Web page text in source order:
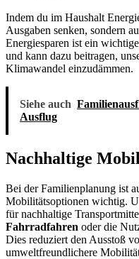
Indem du im Haushalt
Ausgaben senken, sondern
Energiesparen ist ein
und kann dazu beitragen,
Klimawandel einzudämmen.
Siehe auch
Ausflug
Nachhaltige
Bei der Familienplanung ist
Mobilitätsoptionen wichtig.
für nachhaltige
Fahrradfahren oder die
Dies reduziert den Ausstoß
umweltfreundlichere